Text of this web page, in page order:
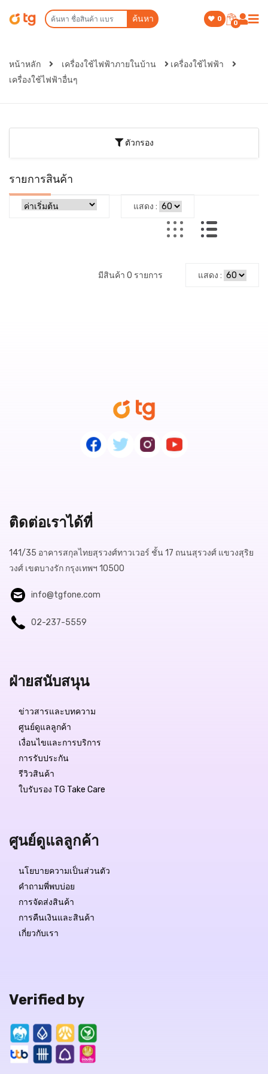
ค้นหา 0
0
หน้าหลัก เครื่องใช้ไฟฟ้าภายในบ้าน
เครื่องใช้ไฟฟ้า
เครื่องใช้ไฟฟ้าอื่นๆ
ตัวกรอง
รายการสินค้า
แสดง :
มีสินค้า 0 รายการ แสดง :
ติดต่อเราได้ที่
141/35 อาคารสกุลไทยสุรวงศ์ทาวเวอร์ ชั้น 17 ถนนสุรวงศ์ แขวงสุริย
วงศ์ เขตบางรัก กรุงเทพฯ 10500
info@tgfone.com
02-237-5559
ฝ่ายสนับสนุน
ข่าวสารและบทความ
ศูนย์ดูแลลูกค้า
เงื่อนไขและการบริการ
การรับประกัน
รีวิวสินค้า
ใบรับรอง TG Take Care
ศูนย์ดูแลลูกค้า
นโยบายความเป็นส่วนตัว
คำถามพี่พบบ่อย
การจัดส่งสินค้า
การคืนเงินและสินค้า
เกี่ยวกับเรา
Verified by